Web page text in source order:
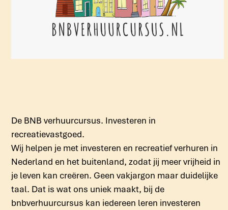
De BNB verhuurcursus. Investeren in
recreatievastgoed.
Wij helpen je met investeren en recreatief verhuren in
Nederland en het buitenland, zodat jij meer vrijheid in
je leven kan creëren. Geen vakjargon maar duidelijke
taal. Dat is wat ons uniek maakt, bij de
bnbverhuurcursus kan iedereen leren investeren